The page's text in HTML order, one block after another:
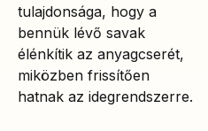
tulajdonsága, hogy a
bennük lévő savak
élénkítik az anyagcserét,
miközben frissítően
hatnak az idegrendszerre.